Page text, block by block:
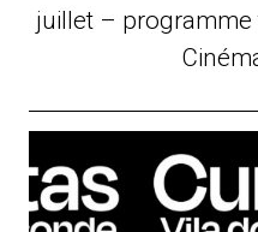
juillet –